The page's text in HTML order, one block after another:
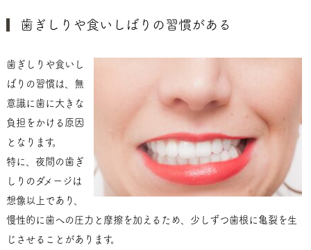
歯ぎしりや食いしばりの習慣がある
歯ぎしりや食いし
ばりの習慣は、無
意識に歯に大きな
負担をかける原因
となります。
特に、夜間の歯ぎ
しりのダメージは
想像以上であり、
慢性的に歯への圧力と摩擦を加えるため、少しずつ歯根に亀裂を生
じさせることがあります。